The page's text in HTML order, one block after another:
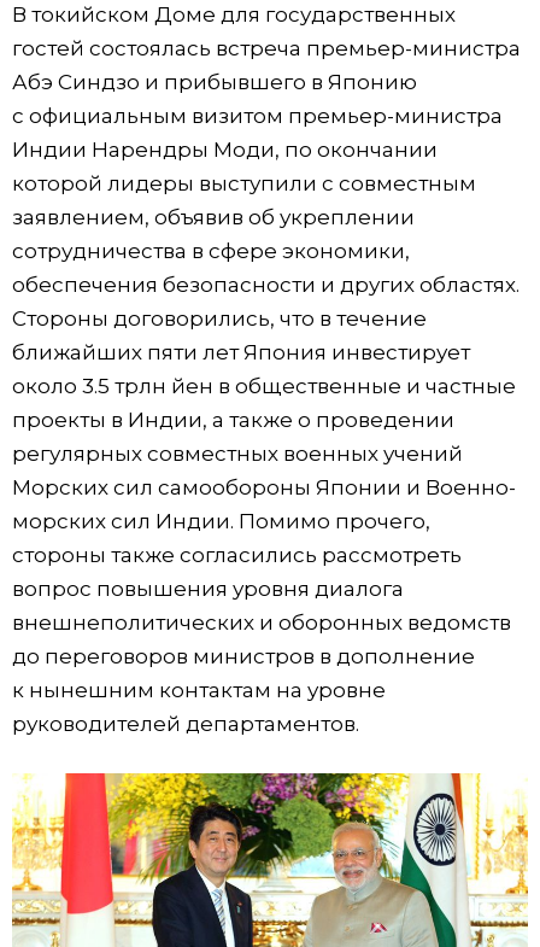
Общество
Культура
Жизнь
Технологии
Токио
От редакции
Еда и напитки
В токийском Доме для государственных
гостей состоялась встреча премьер-министра
Абэ Синдзо и прибывшего в Японию
с официальным визитом премьер-министра
Индии Нарендры Моди, по окончании
которой лидеры выступили с совместным
заявлением, объявив об укреплении
сотрудничества в сфере экономики,
обеспечения безопасности и других областях.
Стороны договорились, что в течение
ближайших пяти лет Япония инвестирует
около 3.5 трлн йен в общественные и частные
проекты в Индии, а также о проведении
регулярных совместных военных учений
Морских сил самообороны Японии и Военно-
морских сил Индии. Помимо прочего,
стороны также согласились рассмотреть
вопрос повышения уровня диалога
внешнеполитических и оборонных ведомств
до переговоров министров в дополнение
к нынешним контактам на уровне
руководителей департаментов.